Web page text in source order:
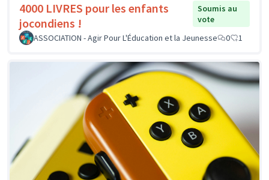
4000 LIVRES pour les enfants
jocondiens !
Soumis au
vote
ASSOCIATION - Agir Pour L'Éducation et la Jeunesse
0 1